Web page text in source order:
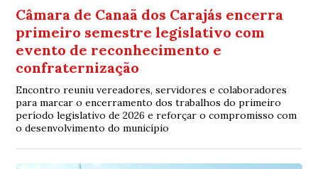
Câmara de Canaã dos Carajás encerra
primeiro semestre legislativo com
evento de reconhecimento e
confraternização
Encontro reuniu vereadores, servidores e colaboradores
para marcar o encerramento dos trabalhos do primeiro
período legislativo de 2026 e reforçar o compromisso com
o desenvolvimento do município